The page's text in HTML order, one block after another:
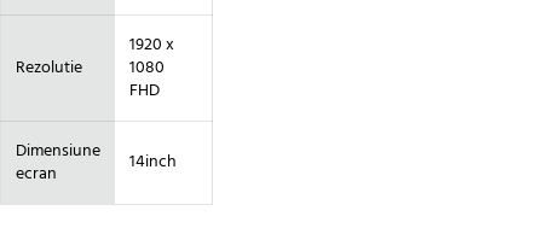
Rezolutie
1920 x
1080
FHD
Dimensiune
ecran
14inch